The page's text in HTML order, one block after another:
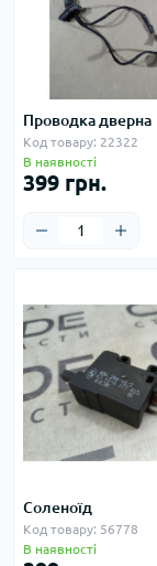
Проводка дверна
Код товару: 22322
В наявності
399 грн.
Соленоїд
Код товару: 56778
В наявності